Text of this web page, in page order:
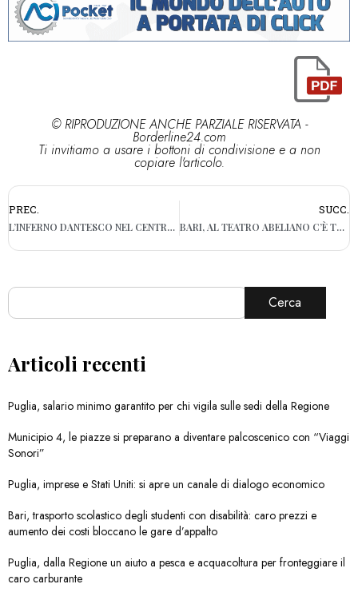
© RIPRODUZIONE ANCHE PARZIALE RISERVATA -
Borderline24.com
Ti invitiamo a usare i bottoni di condivisione e a non
copiare l'articolo.
PREC.
L’INFERNO DANTESCO NEL CENTRO STORICO DI GIOVINAZZO
SUCC.
BARI, AL TEATRO ABELIANO C’È TULLO CON IL SUO “SCONCERTO”
Cerca
Articoli recenti
Puglia, salario minimo garantito per chi vigila sulle sedi della Regione
Municipio 4, le piazze si preparano a diventare palcoscenico con “Viaggi
Sonori”
Puglia, imprese e Stati Uniti: si apre un canale di dialogo economico
Bari, trasporto scolastico degli studenti con disabilità: caro prezzi e
aumento dei costi bloccano le gare d’appalto
Puglia, dalla Regione un aiuto a pesca e acquacoltura per fronteggiare il
caro carburante